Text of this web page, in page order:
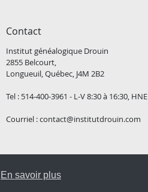
En savoir plus
Contact
Institut généalogique Drouin
2855 Belcourt,
Longueuil, Québec, J4M 2B2
Tel : 514-400-3961 - L-V 8:30 à 16:30, HNE
Courriel :contact@institutdrouin.com
Drouin, Tous droits réservés